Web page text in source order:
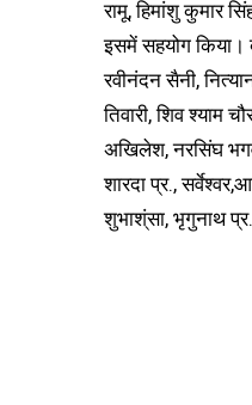
रामू, हिमांशु कुमार
इसमें सहयोग किया।
रवीनंदन सैनी,
तिवारी, शिव श्याम
अखिलेश, नरसिंघ
शारदा प्र.,
शुभाश्ंसा, भृगुनाथ